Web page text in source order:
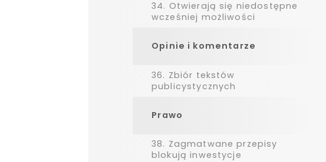
34. Otwierają się niedostępne
wcześniej możliwości
Opinie i komentarze
36. Zbiór tekstów
publicystycznych
Prawo
38. Zagmatwane przepisy
blokują inwestycje